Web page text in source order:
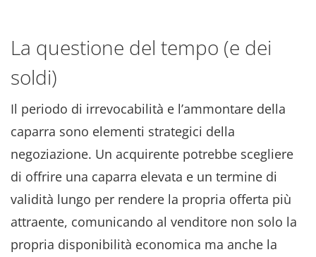
La questione del tempo (e dei
soldi)
Il periodo di irrevocabilità e l’ammontare della
caparra sono elementi strategici della
negoziazione. Un acquirente potrebbe scegliere
di offrire una caparra elevata e un termine di
validità lungo per rendere la propria offerta più
attraente, comunicando al venditore non solo la
propria disponibilità economica ma anche la